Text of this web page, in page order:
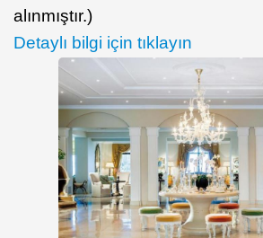
alınmıştır.)
Detaylı bilgi için tıklayın